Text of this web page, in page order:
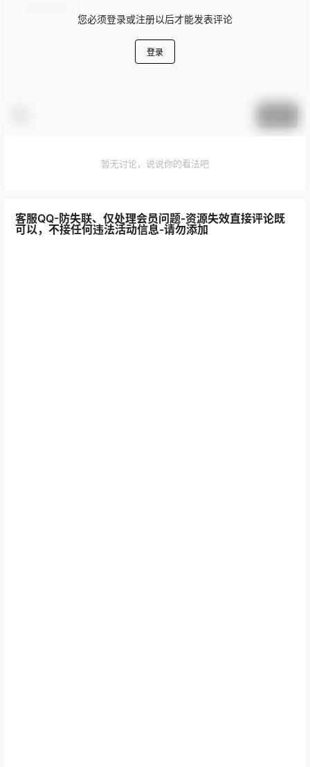
您必须登录或注册以后才能发表评论
登录
暂无讨论，说说你的看法吧
客服QQ-防失联、仅处理会员问题-资源失效直接评论既
可以，不接任何违法活动信息-请勿添加